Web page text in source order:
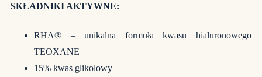
SKŁADNIKI AKTYWNE:
RHA® – unikalna formuła kwasu hialuronowego
TEOXANE
15% kwas glikolowy